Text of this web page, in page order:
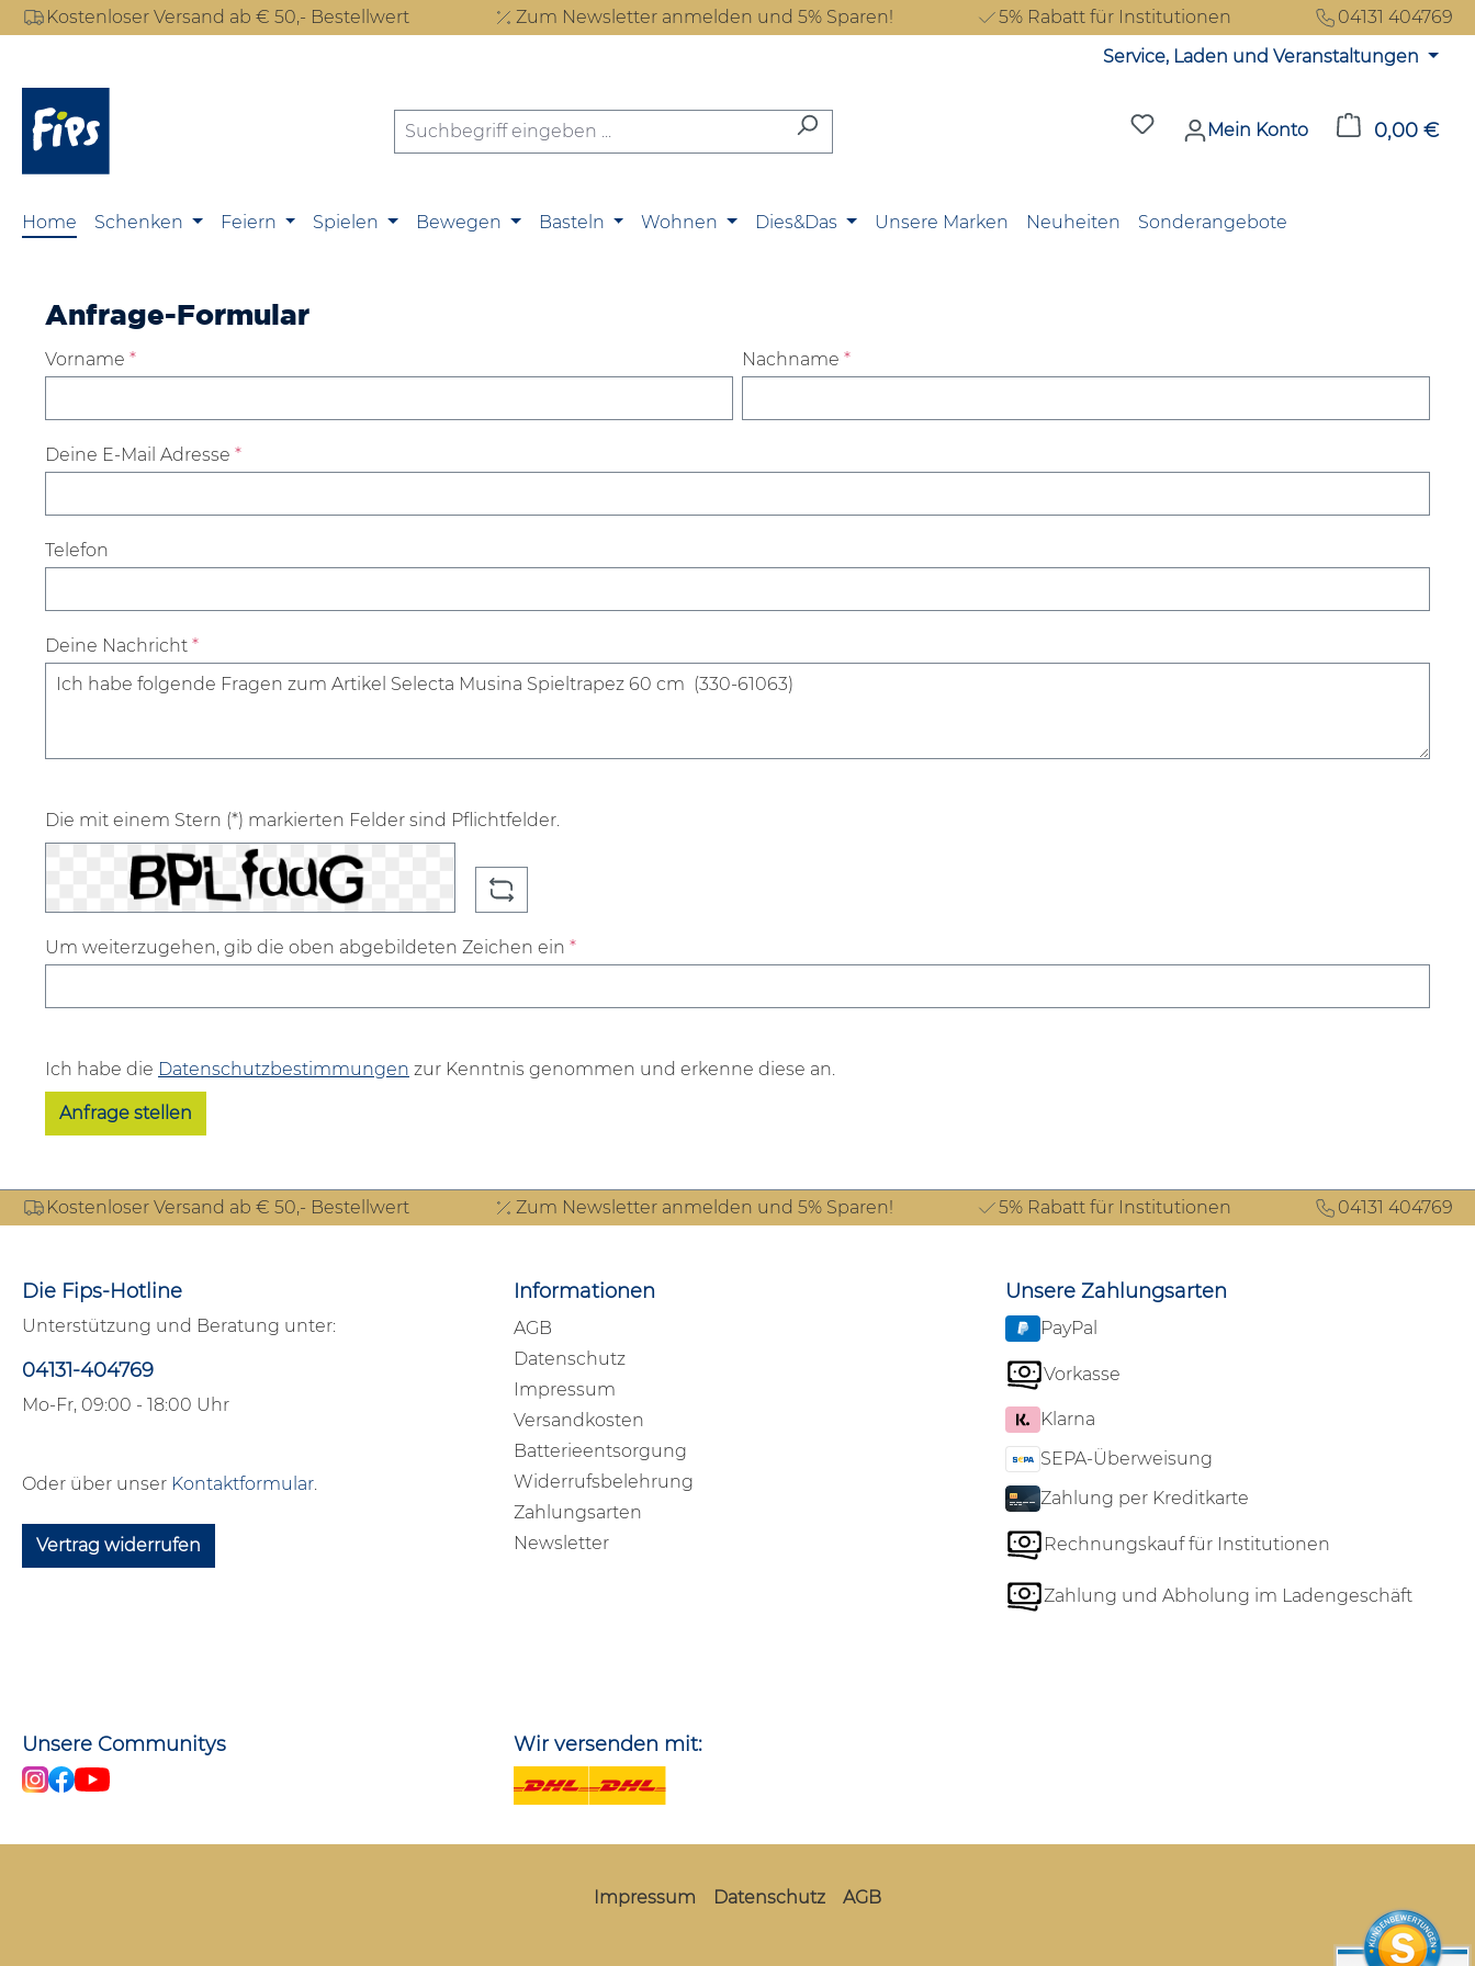
Hauptinhalt springen
Zur Suche springen
Zur Hauptnavigation springen
Kostenloser Versand ab € 50,- Bestellwert Zum Newsletter anmelden und 5% Sparen! 5% Rabatt für Institutionen
04131 404769
Service, Laden und Veranstaltungen
Du hast 0 Produkte auf dem
Mein Konto 0,00 €
Home Schenken Feiern Spielen Bewegen Basteln Wohnen Dies&Das Unsere Marken Neuheiten Sonderangebote
Anfrage-Formular
Vorname * Nachname *
Deine E-Mail Adresse *
Telefon
Deine Nachricht *
Die mit einem Stern (*) markierten Felder sind Pflichtfelder.
Um weiterzugehen, gib die oben abgebildeten Zeichen ein *
Ich habe die Datenschutzbestimmungen zur Kenntnis genommen und erkenne diese an.
Anfrage stellen
Kostenloser Versand ab € 50,- Bestellwert Zum Newsletter anmelden und 5% Sparen! 5% Rabatt für Institutionen 04131 404769
Die Fips-Hotline
Unterstützung und Beratung unter:
04131-404769
Mo-Fr, 09:00 - 18:00 Uhr
Oder über unser Kontaktformular.
Vertrag widerrufen
Informationen
AGB
Datenschutz
Impressum
Versandkosten
Batterieentsorgung
Widerrufsbelehrung
Zahlungsarten
Newsletter
Unsere Zahlungsarten
PayPal
Vorkasse
Klarna
SEPA-Überweisung
Zahlung per Kreditkarte
Rechnungskauf für Institutionen
Zahlung und Abholung im Ladengeschäft
Unsere Communitys Wir versenden mit:
Impressum Datenschutz AGB